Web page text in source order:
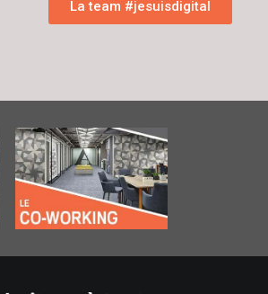
La team #jesuisdigital